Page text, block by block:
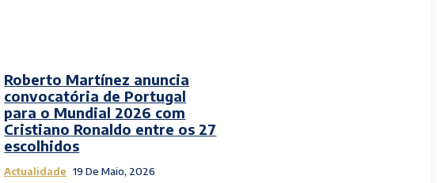
Roberto Martínez anuncia
convocatória de Portugal
para o Mundial 2026 com
Cristiano Ronaldo entre os 27
escolhidos
Actualidade 19 De Maio, 2026